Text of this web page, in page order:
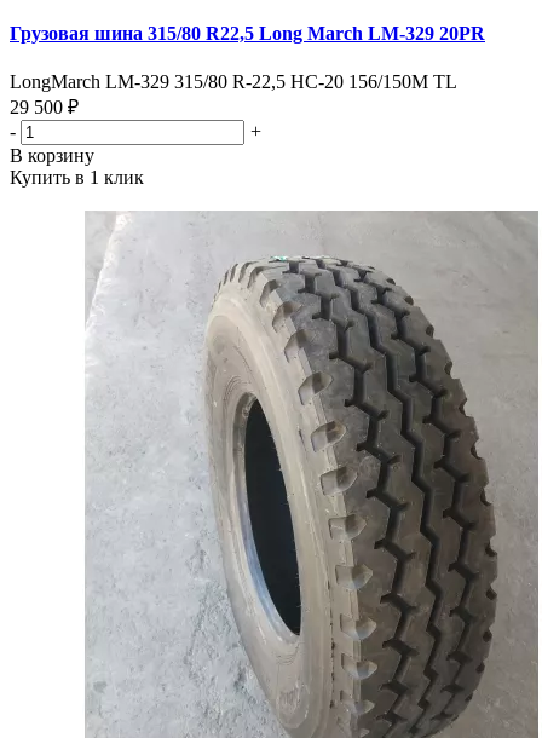
Грузовая шина 315/80 R22,5 Long March LM-329 20PR
LongMarch LM-329 315/80 R-22,5 HC-20 156/150M TL
29 500 ₽
-
+
В корзину
Купить в 1 клик